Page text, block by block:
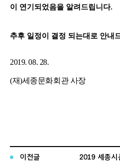
이 연기되었음을 알려드립니다.
추후 일정이 결정 되는대로 안내
2019. 08. 28.
(재)세종문화회관 사장
이전글